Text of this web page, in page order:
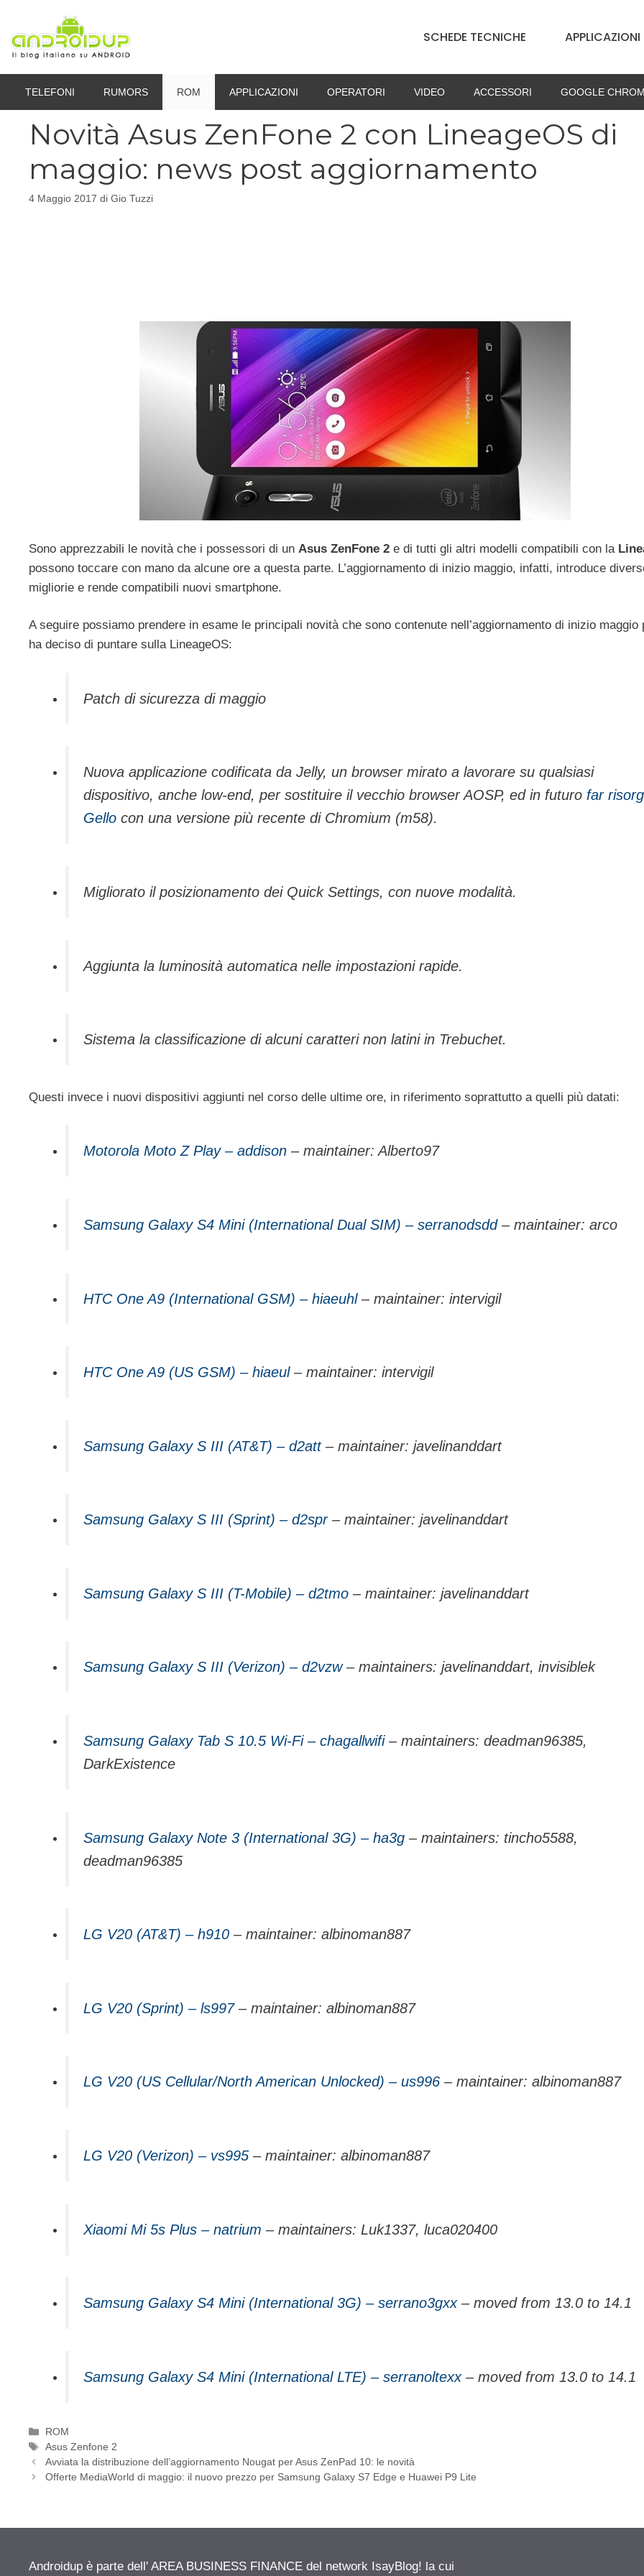
contenuto
SCHEDE TECNICHE APPLICAZIONI
TELEFONI RUMORS ROM APPLICAZIONI OPERATORI VIDEO ACCESSORI GOOGLE
Novità Asus ZenFone 2 con LineageOS di
maggio: news post aggiornamento
4 Maggio 2017 di Gio Tuzzi
Sono apprezzabili le novità che i possessori di un Asus ZenFone 2 e di tutti gli altri modelli compatibili con la
possono toccare con mano da alcune ore a questa parte. L’aggiornamento di inizio maggio, infatti, introduce
migliorie e rende compatibili nuovi smartphone.
A seguire possiamo prendere in esame le principali novità che sono contenute nell’aggiornamento di inizio maggio
ha deciso di puntare sulla LineageOS:
Patch di sicurezza di maggio
Nuova applicazione codificata da Jelly, un browser mirato a lavorare su qualsiasi
dispositivo, anche low-end, per sostituire il vecchio browser AOSP, ed in futuro far
Gello con una versione più recente di Chromium (m58).
Migliorato il posizionamento dei Quick Settings, con nuove modalità.
Aggiunta la luminosità automatica nelle impostazioni rapide.
Sistema la classificazione di alcuni caratteri non latini in Trebuchet.
Questi invece i nuovi dispositivi aggiunti nel corso delle ultime ore, in riferimento soprattutto a quelli più datati:
Motorola Moto Z Play – addison – maintainer: Alberto97
Samsung Galaxy S4 Mini (International Dual SIM) – serranodsdd– maintainer: arco
HTC One A9 (International GSM) – hiaeuhl– maintainer: intervigil
HTC One A9 (US GSM) – hiaeul– maintainer: intervigil
Samsung Galaxy S III (AT&T) – d2att– maintainer: javelinanddart
Samsung Galaxy S III (Sprint) – d2spr– maintainer: javelinanddart
Samsung Galaxy S III (T-Mobile) – d2tmo – maintainer: javelinanddart
Samsung Galaxy S III (Verizon) – d2vzw– maintainers: javelinanddart, invisiblek
Samsung Galaxy Tab S 10.5 Wi-Fi – chagallwifi– maintainers: deadman96385,
DarkExistence
Samsung Galaxy Note 3 (International 3G) – ha3g – maintainers: tincho5588,
deadman96385
LG V20 (AT&T) – h910 – maintainer: albinoman887
LG V20 (Sprint) – ls997– maintainer: albinoman887
LG V20 (US Cellular/North American Unlocked) – us996 – maintainer: albinoman887
LG V20 (Verizon) – vs995 – maintainer: albinoman887
Xiaomi Mi 5s Plus – natrium – maintainers: Luk1337, luca020400
Samsung Galaxy S4 Mini (International 3G) – serrano3gxx– moved from 13.0 to 14.1
Samsung Galaxy S4 Mini (International LTE) – serranoltexx– moved from 13.0 to 14.1
Categorie
ROM
Tag
Asus Zenfone 2
Avviata la distribuzione dell’aggiornamento Nougat per Asus ZenPad 10: le novità
Offerte MediaWorld di maggio: il nuovo prezzo per Samsung Galaxy S7 Edge e Huawei P9 Lite
Androidup è parte dell' AREA BUSINESS FINANCE del network IsayBlog! la cui